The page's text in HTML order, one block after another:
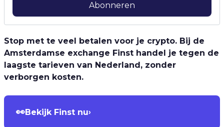
Abonneren
Stop met te veel betalen voor je crypto. Bij de
Amsterdamse exchange Finst handel je tegen de
laagste tarieven van Nederland, zonder
verborgen kosten.
👀Bekijk Finst nu›